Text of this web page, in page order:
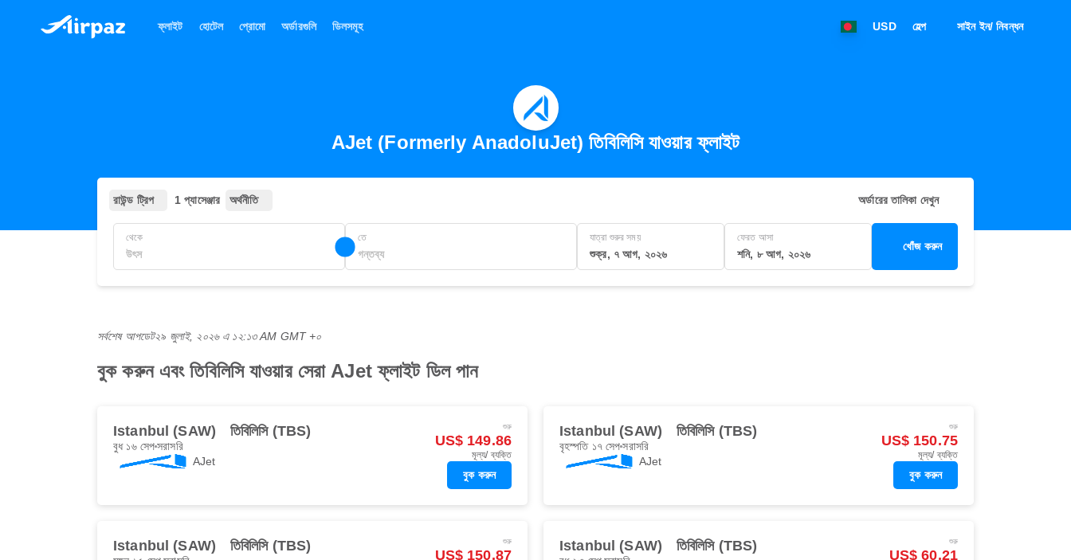
ফ্লাইট হোটেল প্রোমো অর্ডারগুলি ডিলসমূহ USD হেল্প সাইন ইন/ নিবন্ধন
AJet (Formerly AnadoluJet) তিবি‌লিসি যাওয়ার ফ্লাইট
রাউন্ড ট্রিপ 1 প্যাসেঞ্জার অর্থনীতি অর্ডারের তালিকা দেখুন
থেকে তে যাত্রা শুরুর সময়
শুক্র, ৭ আগ, ২০২৬
ফেরত আসা
শনি, ৮ আগ, ২০২৬
খোঁজ করুন
সর্বশেষ আপডেট২৯ জুলাই, ২০২৬ এ ১২:১৩ AM GMT +০
বুক করুন এবং তিবি‌লিসি যাওয়ার সেরা AJet ফ্লাইট ডিল পান
Istanbul (SAW) তিবি‌লিসি (TBS)
বুধ ১৬ সেপসরাসরি
AJet
শুরু
US$ 149.86
মূল্য/ ব্যক্তি
বুক করুন
Istanbul (SAW) তিবি‌লিসি (TBS)
বৃহস্পতি ১৭ সেপসরাসরি
AJet
শুরু
US$ 150.75
মূল্য/ ব্যক্তি
বুক করুন
Istanbul (SAW) তিবি‌লিসি (TBS) শুরু
US$ 150.87
Istanbul (SAW) তিবি‌লিসি (TBS) শুরু
US$ 60.21